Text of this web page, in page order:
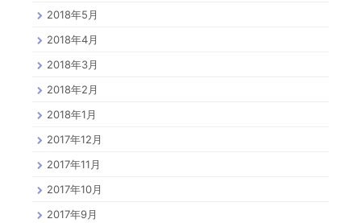
2018年5月
2018年4月
2018年3月
2018年2月
2018年1月
2017年12月
2017年11月
2017年10月
2017年9月